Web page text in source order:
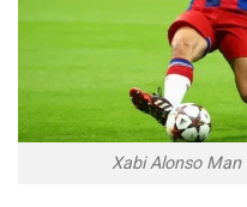
Xabi Alonso